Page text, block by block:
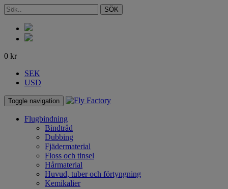
SÖK
0 kr
SEK
USD
Toggle navigation
Flugbindning
Bindtråd
Dubbing
Fjädermaterial
Floss och tinsel
Hårmaterial
Huvud, tuber och förtyngning
Kemikalier